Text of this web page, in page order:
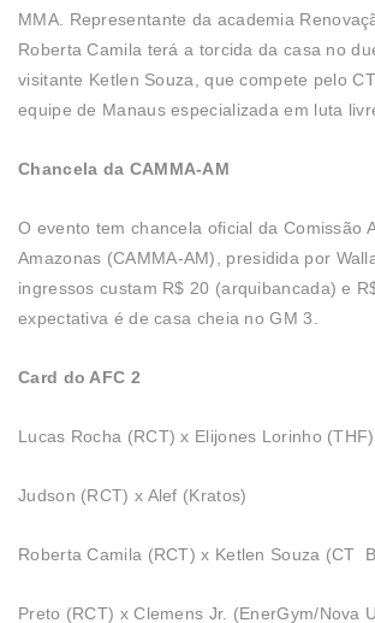
MMA. Representante da academia
Roberta Camila terá a torcida da casa no
visitante Ketlen Souza, que compete pelo
equipe de Manaus especializada em luta
Chancela da CAMMA-AM
O evento tem chancela oficial da Comissão
Amazonas (CAMMA-AM), presidida por
ingressos custam R$ 20 (arquibancada) e
expectativa é de casa cheia no GM 3.
Card do AFC 2
Lucas Rocha (RCT) x Elijones Lorinho (THF)
Judson (RCT) x Alef (Kratos)
Roberta Camila (RCT) x Ketlen Souza (CT
Preto (RCT) x Clemens Jr. (EnerGym/Nova